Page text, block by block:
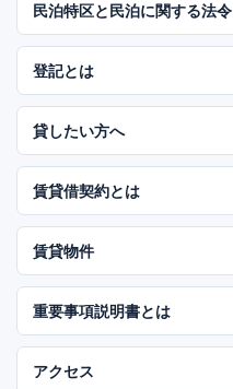
民泊特区と民泊に関する法令
登記とは
貸したい方へ
賃貸借契約とは
賃貸物件
重要事項説明書とは
アクセス